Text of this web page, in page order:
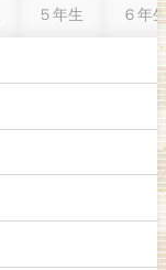
５年生 ６年